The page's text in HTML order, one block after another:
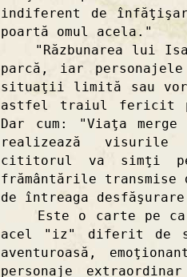
indiferent de
poartă omul acela."
"Răzbunarea lui
parcă, iar
situaţii limită sau vor
astfel traiul fericit
Dar cum: "Viaţa
realizează
cititorul va simţi
frământările
de întreaga
Este o carte pe
acel "iz" diferit de
aventuroasă,
personaje